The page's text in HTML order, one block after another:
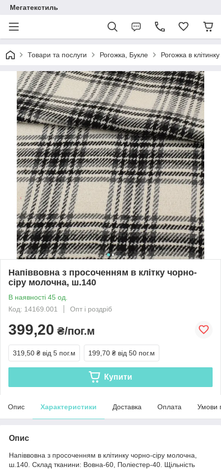
Мегатекстиль
Товари та послуги Рогожка, Букле Рогожка в клітинку
Напіввовна з просоченням в клітку чорно-
сіру молочна, ш.140
В наявності 45 од.
Код: 14169.001
Опт і роздріб
399,20 ₴/пог.м
319,50 ₴ від 5 пог.м 199,70 ₴ від 50 пог.м
Купити
Опис Характеристики Доставка Оплата Умови
Опис
Напіввовна з просоченням в клітинку чорно-сіру молочна,
ш.140. Склад тканини: Вовна-60, Поліестер-40. Щільність